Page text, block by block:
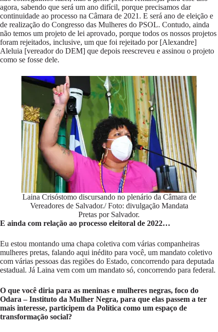
agora, sabendo que será um ano difícil, porque precisamos dar
continuidade ao processo na Câmara de 2021. E será ano de eleição e
de realização do Congresso das Mulheres do PSOL. Contudo, ainda
não temos um projeto de lei aprovado, porque todos os nossos projetos
foram rejeitados, inclusive, um que foi rejeitado por [Alexandre]
Aleluia [vereador do DEM] que depois reescreveu e assinou o projeto
como se fosse dele.
Laina Crisóstomo discursando no plenário da Câmara de
Vereadores de Salvador./ Foto: divulgação Mandata
Pretas por Salvador.
E ainda com relação ao processo eleitoral de 2022…
Eu estou montando uma chapa coletiva com várias companheiras
mulheres pretas, falando aqui inédito para você, um mandato coletivo
com várias pessoas das regiões do Estado, concorrendo para deputada
estadual. Já Laina vem com um mandato só, concorrendo para federal.
O que você diria para as meninas e mulheres negras, foco do
Odara – Instituto da Mulher Negra, para que elas passem a ter
mais interesse, participem da Política como um espaço de
transformação social?